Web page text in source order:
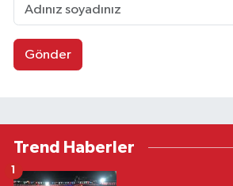
Gönder
Trend Haberler